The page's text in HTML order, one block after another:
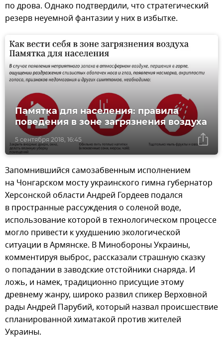
по дрова. Однако подтвердили, что стратегический
резерв неуемной фантазии у них в избытке.
5 сентября 2018, 16:45
Памятка для населения: правила
поведения в зоне загрязнения воздуха
Запомнившийся самозабвенным исполнением
на Чонгарском мосту украинского гимна губернатор
Херсонской области Андрей Гордеев подался
в пространные рассуждения о соленой воде,
использование которой в технологическом процессе
могло привести к ухудшению экологической
ситуации в Армянске. В Минобороны Украины,
комментируя выброс, рассказали страшную сказку
о попадании в заводские отстойники снаряда. И
ложь, и намек, традиционно присущие этому
древнему жанру, широко развил спикер Верховной
рады Андрей Парубий, который назвал происшествие
спланированной химатакой против жителей
Украины.